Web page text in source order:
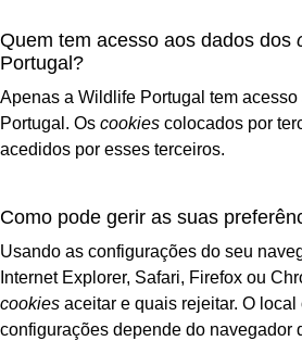
Quem tem acesso aos dados dos
Portugal?
Apenas a Wildlife Portugal tem acesso
Portugal. Os cookies colocados por
acedidos por esses terceiros.
Como pode gerir as suas
Usando as configurações do seu
Internet Explorer, Safari, Firefox ou
cookies aceitar e quais rejeitar. O
configurações depende do navegador